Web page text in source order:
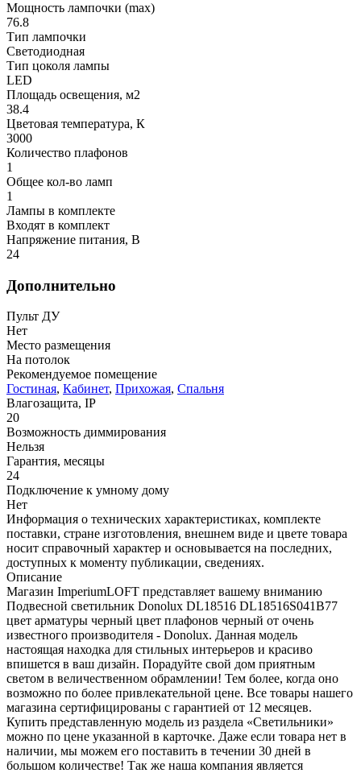
Мощность лампочки (max)
76.8
Тип лампочки
Светодиодная
Тип цоколя лампы
LED
Площадь освещения, м2
38.4
Цветовая температура, К
3000
Количество плафонов
1
Общее кол-во ламп
1
Лампы в комплекте
Входят в комплект
Напряжение питания, В
24
Дополнительно
Пульт ДУ
Нет
Место размещения
На потолок
Рекомендуемое помещение
Гостиная, Кабинет, Прихожая, Спальня
Влагозащита, IP
20
Возможность диммирования
Нельзя
Гарантия, месяцы
24
Подключение к умному дому
Нет
Информация о технических характеристиках, комплекте
поставки, стране изготовления, внешнем виде и цвете товара
носит справочный характер и основывается на последних,
доступных к моменту публикации, сведениях.
Описание
Магазин ImperiumLOFT представляет вашему вниманию
Подвесной светильник Donolux DL18516 DL18516S041B77
цвет арматуры черный цвет плафонов черный от очень
известного производителя - Donolux. Данная модель
настоящая находка для стильных интерьеров и красиво
впишется в ваш дизайн. Порадуйте свой дом приятным
светом в величественном обрамлении! Тем более, когда оно
возможно по более привлекательной цене. Все товары нашего
магазина сертифицированы с гарантией от 12 месяцев.
Купить представленную модель из раздела «Светильники»
можно по цене указанной в карточке. Даже если товара нет в
наличии, мы можем его поставить в течении 30 дней в
большом количестве! Так же наша компания является